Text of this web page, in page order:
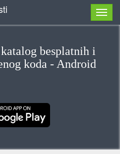
besplatnih i
koda - Android